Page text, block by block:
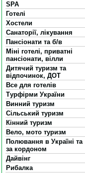
SPA
Готелі
Хостели
Санаторії, лікування
Пансіонати та б/в
Міні готелі, приватні
пансіонати, вілли
Дитячий туризм та
відпочинок, ДОТ
Все для готелів
Турфірми України
Винний туризм
Сільський туризм
Кінний туризм
Вело, мото туризм
Полювання в Україні та
за кордоном
Дайвінг
Рибалка